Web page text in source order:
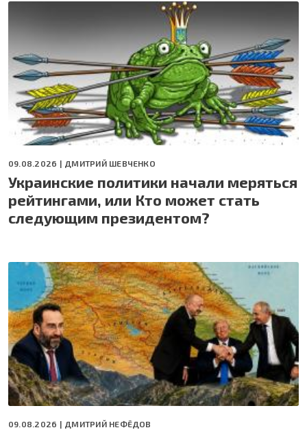
09.08.2026 | ДМИТРИЙ ШЕВЧЕНКО
Украинские политики начали меряться
рейтингами, или Кто может стать
следующим президентом?
09.08.2026 | ДМИТРИЙ НЕФЁДОВ